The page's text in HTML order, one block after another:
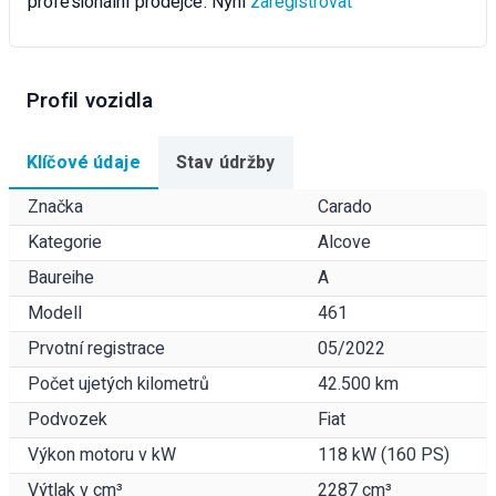
Profil vozidla
Klíčové údaje
Stav údržby
Značka
Carado
Kategorie
Alcove
Baureihe
A
Modell
461
Prvotní registrace
05/2022
Počet ujetých kilometrů
42.500 km
Podvozek
Fiat
Výkon motoru v kW
118 kW (160 PS)
Výtlak v cm³
2287 cm³